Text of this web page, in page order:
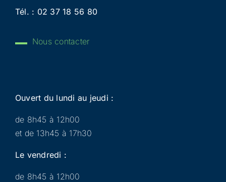
Tél. : 02 37 18 56 80
Nous contacter
Ouvert du lundi au jeudi :
de 8h45 à 12h00
et de 13h45 à 17h30
Le vendredi :
de 8h45 à 12h00